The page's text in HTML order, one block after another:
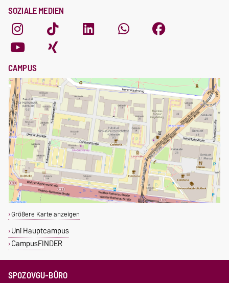
SOZIALE MEDIEN
CAMPUS
Größere Karte anzeigen
Uni Hauptcampus
CampusFINDER
SPOZOVGU-BÜRO